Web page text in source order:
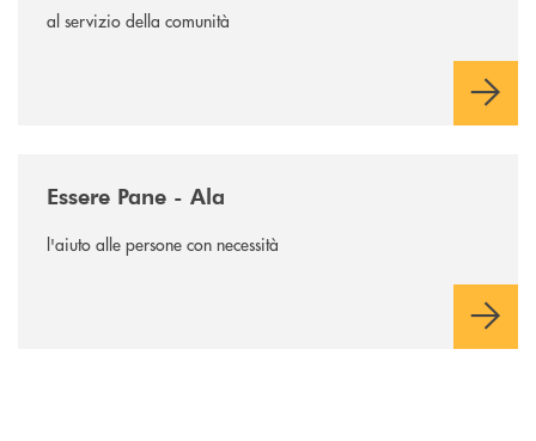
al servizio della comunità
Essere Pane - Ala
l'aiuto alle persone con necessità